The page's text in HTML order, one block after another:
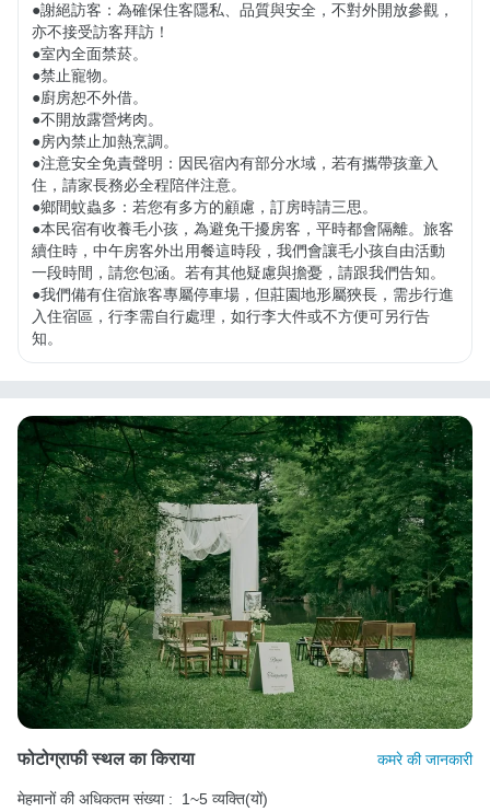
●謝絕訪客：為確保住客隱私、品質與安全，不對外開放參觀，
亦不接受訪客拜訪！
●室內全面禁菸。
●禁止寵物。
●廚房恕不外借。
●不開放露營烤肉。
●房內禁止加熱烹調。
●注意安全免責聲明：因民宿內有部分水域，若有攜帶孩童入
住，請家長務必全程陪伴注意。
●鄉間蚊蟲多：若您有多方的顧慮，訂房時請三思。
●本民宿有收養毛小孩，為避免干擾房客，平時都會隔離。旅客
續住時，中午房客外出用餐這時段，我們會讓毛小孩自由活動
一段時間，請您包涵。若有其他疑慮與擔憂，請跟我們告知。
●我們備有住宿旅客專屬停車場，但莊園地形屬狹長，需步行進
入住宿區，行李需自行處理，如行李大件或不方便可另行告
知。
फोटोग्राफी स्थल का किराया कमरे की जानकारी
मेहमानों की अधिकतम संख्या : 1~5 व्यक्ति(यों)